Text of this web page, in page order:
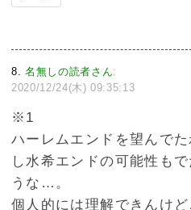
8 名無しの読者さん:
2020/12/24(木) 09:35:13
※1
ハーレムエンドを望んで
し水希エンドの可能性も
うな…。
個人的には理解できんけど